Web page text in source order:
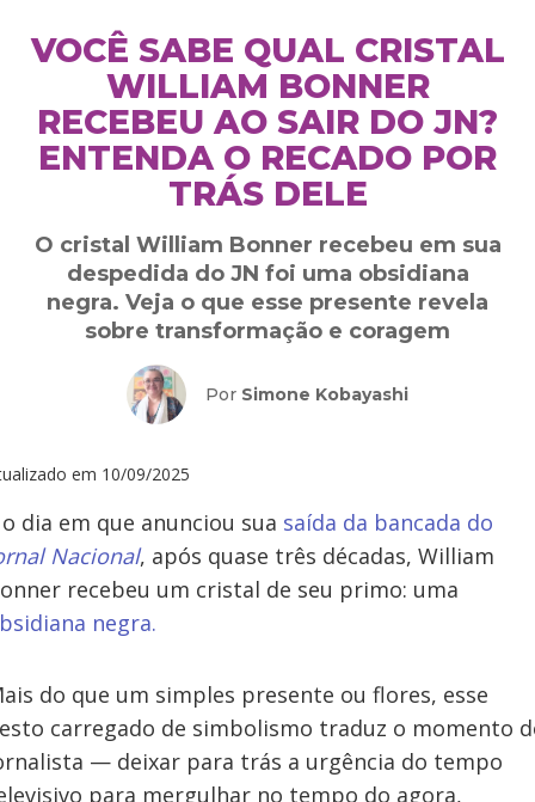
VOCÊ SABE QUAL CRISTAL
WILLIAM BONNER
RECEBEU AO SAIR DO JN?
ENTENDA O RECADO POR
TRÁS DELE
O cristal William Bonner recebeu em sua
despedida do JN foi uma obsidiana
negra. Veja o que esse presente revela
sobre transformação e coragem
Por Simone Kobayashi
em 10/09/2025
dia em que anunciou sua saída da bancada do
Nacional, após quase três décadas, William
recebeu um cristal de seu primo: uma
negra.
do que um simples presente ou flores, esse
carregado de simbolismo traduz o momento
— deixar para trás a urgência do tempo
para mergulhar no tempo do agora,